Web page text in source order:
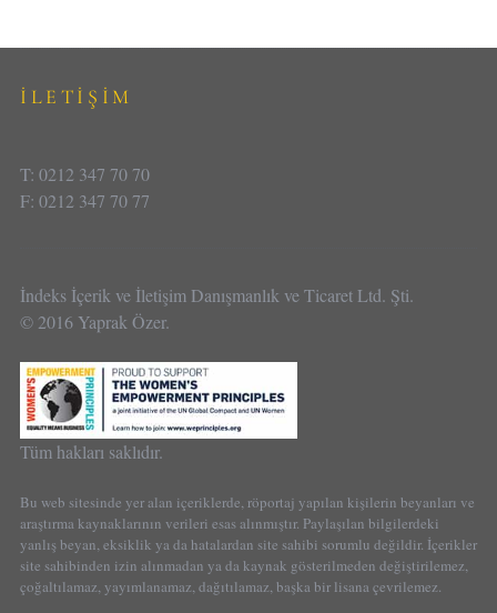
İLETİŞİM
T: 0212 347 70 70
F: 0212 347 70 77
İndeks İçerik ve İletişim Danışmanlık ve Ticaret Ltd. Şti.
© 2016 Yaprak Özer.
Tüm hakları saklıdır.
Bu web sitesinde yer alan içeriklerde, röportaj yapılan kişilerin beyanları ve
araştırma kaynaklarının verileri esas alınmıştır. Paylaşılan bilgilerdeki
yanlış beyan, eksiklik ya da hatalardan site sahibi sorumlu değildir. İçerikler
site sahibinden izin alınmadan ya da kaynak gösterilmeden değiştirilemez,
çoğaltılamaz, yayımlanamaz, dağıtılamaz, başka bir lisana çevrilemez.